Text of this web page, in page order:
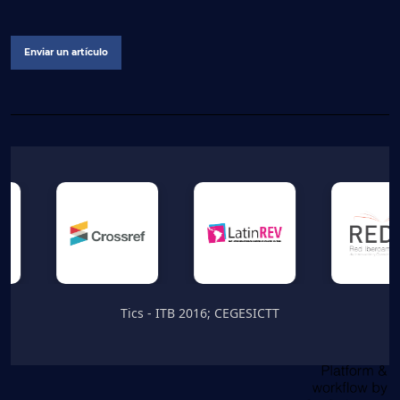
Enviar un artículo
Tics - ITB 2016; CEGESICTT